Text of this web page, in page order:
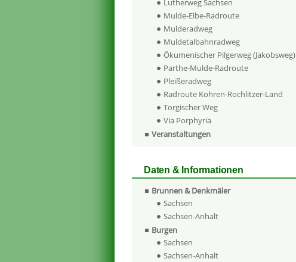
Lutherweg Sachsen
Mulde-Elbe-Radroute
Mulderadweg
Muldetalbahnradweg
Ökumenischer Pilgerweg (Jakobsweg)
Parthe-Mulde-Radroute
Pleißeradweg
Radroute Kohren-Rochlitzer-Land
Torgischer Weg
Via Porphyria
Veranstaltungen
Daten & Informationen
Brunnen & Denkmäler
Sachsen
Sachsen-Anhalt
Burgen
Sachsen
Sachsen-Anhalt